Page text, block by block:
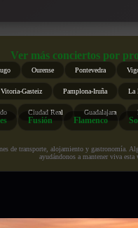
Ver más conciertos por
Ourense Pontevedra
Vitoria-Gasteiz Pamplona-Iruña La
Ciudad Real Guadalajara
Fusión Flamenco
de transporte, alojamiento y gastronomía.
ayudándonos a mantener viva